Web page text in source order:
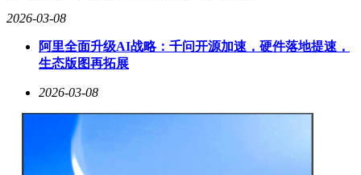
2026-03-08
阿里全面升级AI战略：千问开源加速，硬件落地提速，
生态版图再拓展
2026-03-08